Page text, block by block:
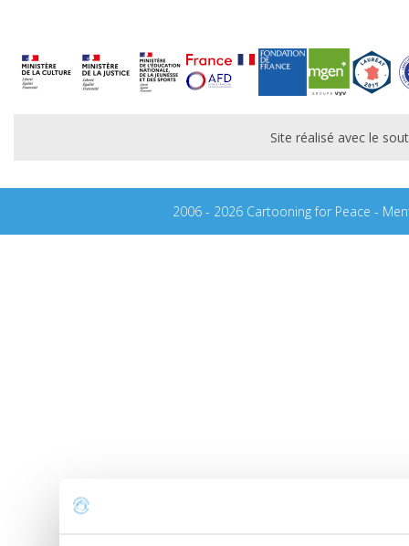
Site réalisé avec le
2006 - 2026 Cartooning for Peace -